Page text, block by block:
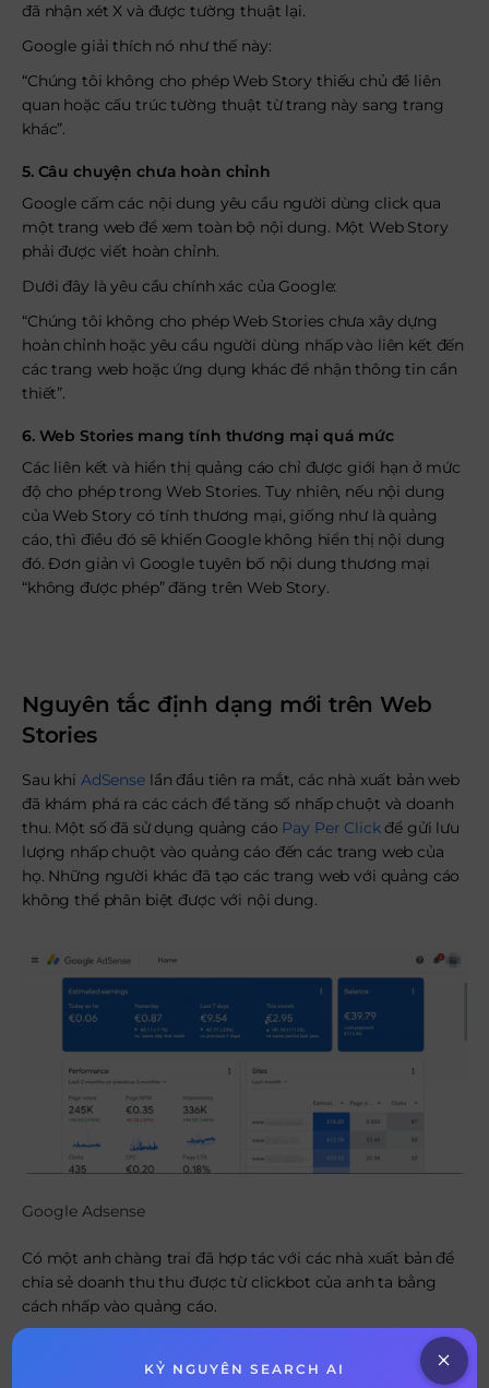
đã nhận xét X và được tường thuật lại.
Google giải thích nó như thế này:
“Chúng tôi không cho phép Web Story thiếu chủ đề liên
quan hoặc cấu trúc tường thuật từ trang này sang trang
khác”.
5. Câu chuyện chưa hoàn chỉnh
Google cấm các nội dung yêu cầu người dùng click qua
một trang web để xem toàn bộ nội dung. Một Web Story
phải được viết hoàn chỉnh.
Dưới đây là yêu cầu chính xác của Google:
“Chúng tôi không cho phép Web Stories chưa xây dựng
hoàn chỉnh hoặc yêu cầu người dùng nhấp vào liên kết đến
các trang web hoặc ứng dụng khác để nhận thông tin cần
thiết”.
6. Web Stories mang tính thương mại quá mức
Các liên kết và hiển thị quảng cáo chỉ được giới hạn ở mức
độ cho phép trong Web Stories. Tuy nhiên, nếu nội dung
của Web Story có tính thương mại, giống như là quảng
cáo, thì điều đó sẽ khiến Google không hiển thị nội dung
đó. Đơn giản vì Google tuyên bố nội dung thương mại
“không được phép” đăng trên Web Story.
Nguyên tắc định dạng mới trên Web
Stories
Sau khi AdSenselần đầu tiên ra mắt, các nhà xuất bản web
đã khám phá ra các cách để tăng số nhấp chuột và doanh
thu. Một số đã sử dụng quảng cáo Pay Per Clickđể gửi lưu
lượng nhấp chuột vào quảng cáo đến các trang web của
họ. Những người khác đã tạo các trang web với quảng cáo
không thể phân biệt được với nội dung.
Google Adsense
Có một anh chàng trai đã hợp tác với các nhà xuất bản để
chia sẻ doanh thu thu được từ clickbot của anh ta bằng
cách nhấp vào quảng cáo.
Google phát triển bằng cách tạo ra các quy tắc mới để
chặn tất cả các hình thức nhấp vào quảng cáo liên tục xuất
KỶ NGUYÊN SEARCH AI